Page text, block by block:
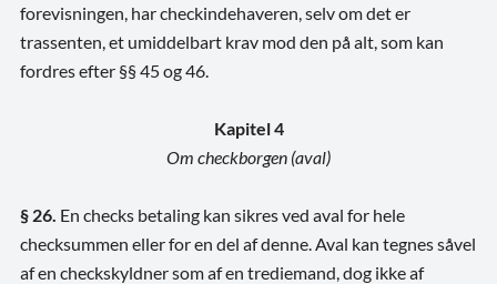
forevisningen, har checkindehaveren, selv om det er
trassenten, et umiddelbart krav mod den på alt, som kan
fordres efter §§ 45 og 46.
Kapitel 4
Om checkborgen (aval)
§ 26. En checks betaling kan sikres ved aval for hele
checksummen eller for en del af denne. Aval kan tegnes såvel
af en checkskyldner som af en trediemand, dog ikke af